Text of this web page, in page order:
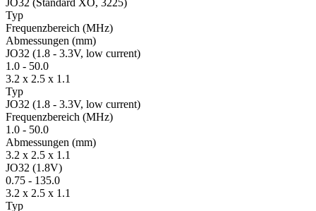
Typ
Fre­quenz­bereich (MHz)
Ab­mes­sungen (mm)
JO32 (1.8 - 3.3V, low current)
1.0 - 50.0
3.2 x 2.5 x 1.1
Typ
JO32 (1.8 - 3.3V, low current)
Fre­quenz­bereich (MHz)
1.0 - 50.0
Ab­mes­sungen (mm)
3.2 x 2.5 x 1.1
JO32 (1.8V)
0.75 - 135.0
3.2 x 2.5 x 1.1
Typ